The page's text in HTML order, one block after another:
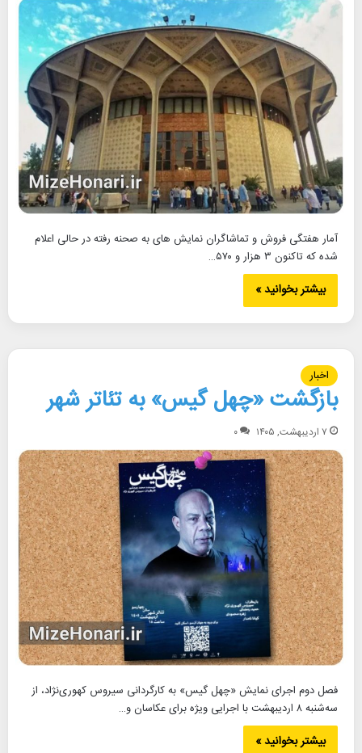
آمار هفتگی فروش و تماشاگران نمایش های به صحنه رفته در حالی اعلام
شده که تاکنون ۳ هزار و ۵۷۰…
بیشتر بخوانید »
اخبار
بازگشت «چهل گیس» به تئاتر شهر
۷ اردیبهشت, ۱۴۰۵ ۰
فصل دوم اجرای نمایش «چهل گیس» به کارگردانی سیروس کهوری‌نژاد، از
سه‌شنبه ۸ اردیبهشت با اجرایی ویژه برای عکاسان و…
بیشتر بخوانید »